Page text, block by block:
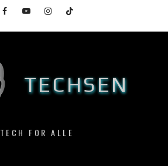
FacebookYouTubeInstagramTikTok
TECHSEN
TECH FOR ALLE